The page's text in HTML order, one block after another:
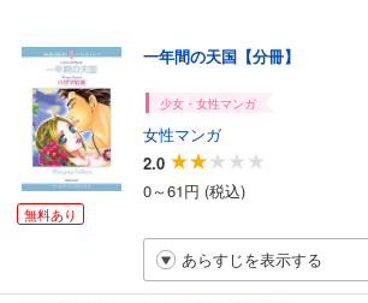
無料あり
一年間の天国【分冊】
少女・女性マンガ
女性マンガ
2.0
0～61円 (税込)
あらすじを表示する